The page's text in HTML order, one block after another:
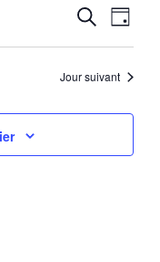
et
de
vues
Recherche
de
Jour
Jour suivant